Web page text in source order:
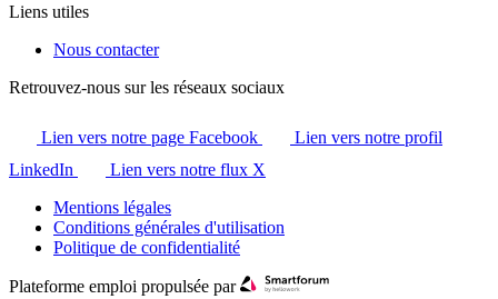
Liens utiles
Nous contacter
Retrouvez-nous sur les réseaux sociaux
Lien vers notre page Facebook
Lien vers notre profil
LinkedIn
Lien vers notre flux X
Mentions légales
Conditions générales d'utilisation
Politique de confidentialité
Plateforme emploi propulsée par